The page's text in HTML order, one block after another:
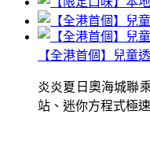
【全港首個】兒童
炎炎夏日奧海城聯
站、迷你方程式極